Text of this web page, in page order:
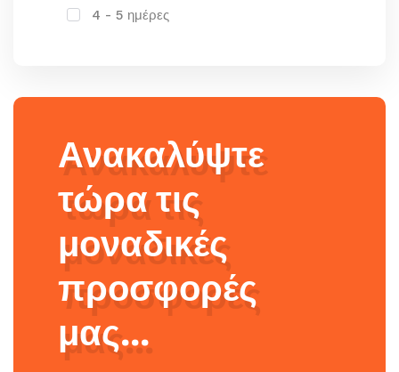
4 - 5 ημέρες
Ανακαλύψτε
τώρα τις
μοναδικές
προσφορές
μας...